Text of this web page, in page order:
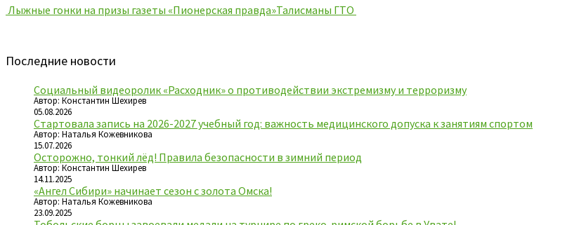
Лыжные гонки на призы газеты «Пионерская правда»Талисманы ГТО
Последние новости
Социальный видеоролик «Расходник» о противодействии экстремизму и терроризму
Автор: Константин Шехирев
05.08.2026
Стартовала запись на 2026-2027 учебный год: важность медицинского допуска к занятиям спортом
Автор: Наталья Кожевникова
15.07.2026
Осторожно, тонкий лёд! Правила безопасности в зимний период
Автор: Константин Шехирев
14.11.2025
«Ангел Сибири» начинает сезон с золота Омска!
Автор: Наталья Кожевникова
23.09.2025